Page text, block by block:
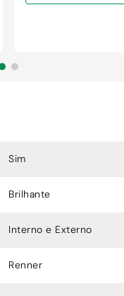
Sim
Brilhante
Interno e Externo
Renner